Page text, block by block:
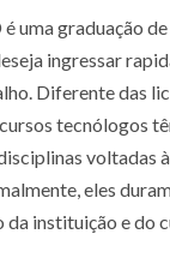
uma graduação
ingressar
Diferente das
tecnólogos
voltadas
eles
da instituição e do